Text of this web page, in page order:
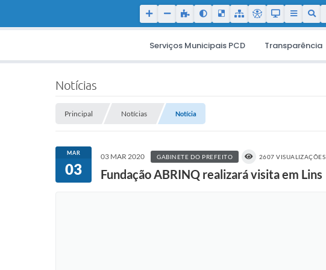
Serviços Municipais PCD Transparência
Notícias
Principal Notícias Notícia
MAR
03
03 MAR 2020 GABINETE DO PREFEITO 2607 VISUALIZAÇÕES
Fundação ABRINQ realizará visita em Lins